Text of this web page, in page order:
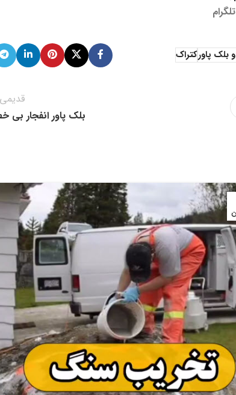
بلک پاورکتراک
بلک پاور انفجار بی